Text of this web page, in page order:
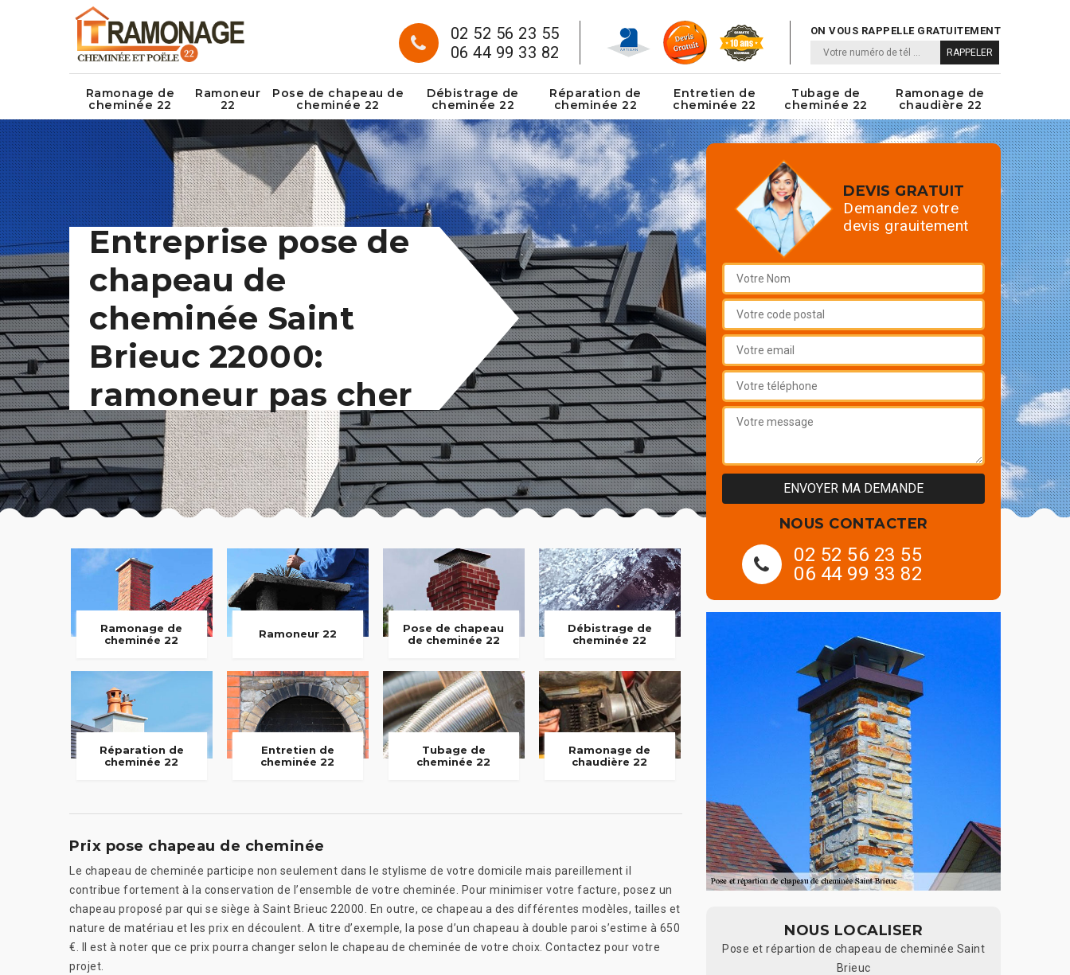
02 52 56 23 55
06 44 99 33 82
ON VOUS RAPPELLE GRATUITEMENT
Ramonage de
cheminée 22
Ramoneur
22
Pose de chapeau de
cheminée 22
Débistrage de
cheminée 22
Réparation de
cheminée 22
Entretien de
cheminée 22
Tubage de
cheminée 22
Ramonage de
chaudière 22
Entreprise pose de
chapeau de
cheminée Saint
Brieuc 22000:
ramoneur pas cher
Ramonage de
cheminée 22
Ramoneur 22
Pose de chapeau
de cheminée 22
Débistrage de
cheminée 22
Réparation de
cheminée 22
Entretien de
cheminée 22
Tubage de
cheminée 22
Ramonage de
chaudière 22
Prix pose chapeau de cheminée
Le chapeau de cheminée participe non seulement dans le stylisme de votre domicile mais pareillement il
contribue fortement à la conservation de l’ensemble de votre cheminée. Pour minimiser votre facture, posez un
chapeau proposé par qui se siège à Saint Brieuc 22000. En outre, ce chapeau a des différentes modèles, tailles et
nature de matériau et les prix en découlent. A titre d’exemple, la pose d’un chapeau à double paroi s’estime à 650
€. Il est à noter que ce prix pourra changer selon le chapeau de cheminée de votre choix. Contactez pour votre
projet.
DEVIS GRATUIT
Demandez votre
devis grauitement
NOUS CONTACTER
02 52 56 23 55
06 44 99 33 82
NOUS LOCALISER
Pose et répartion de chapeau de cheminée Saint
Brieuc